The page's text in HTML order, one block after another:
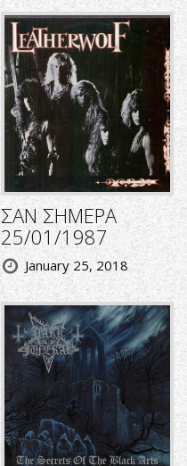
ΣΑΝ ΣΗΜΕΡΑ
25/01/1987
January 25, 2018